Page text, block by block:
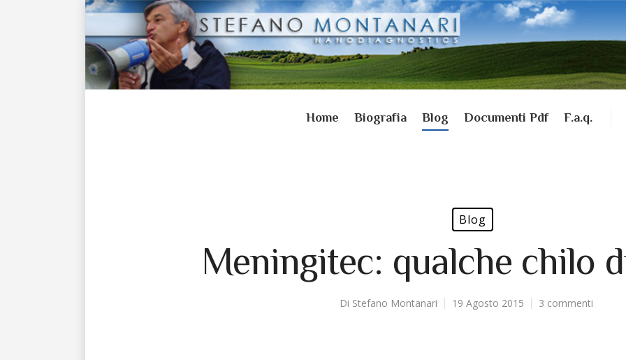
Home Biografia Blog Documenti Pdf F.a.q.
Blog
Meningitec: qualche chilo
Di Stefano Montanari 19 Agosto 2015 3 commenti